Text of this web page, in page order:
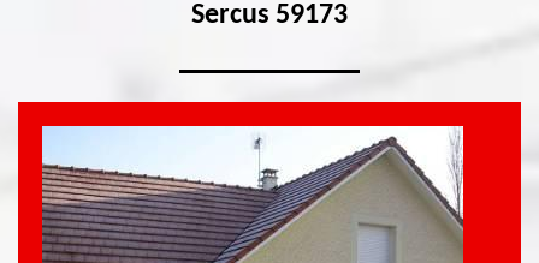
Sercus 59173